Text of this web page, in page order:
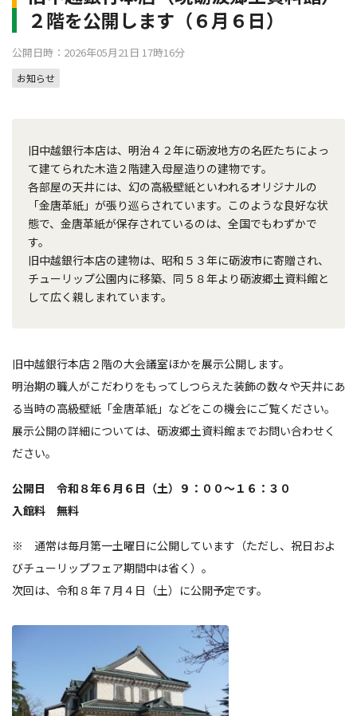
２階を公開します（６月６日）
公開日時：2026年05月21日 17時16分
お知らせ
旧中越銀行本店は、明治４２年に砺波地方の名匠たちによっ
て建てられた木造２階建入母屋造りの建物です。
各部屋の天井には、幻の高級壁紙といわれるオリジナルの
「金唐革紙」が張り巡らされています。このような良好な状
態で、金唐革紙が保存されているのは、全国でもわずかで
す。
旧中越銀行本店の建物は、昭和５３年に砺波市に寄贈され、
チューリップ公園内に移築、同５８年より砺波郷土資料館と
して広く親しまれています。
旧中越銀行本店２階の大会議室ほかを展示公開します。
明治期の職人がこだわりをもってしつらえた装飾の数々や天井にあ
る当時の高級壁紙「金唐革紙」などをこの機会にご覧ください。
展示公開の詳細については、砺波郷土資料館までお問い合わせく
ださい。
公開日 令和８年６月６日（土）９：００～１６：３０
入館料 無料
※ 通常は毎月第一土曜日に公開しています（ただし、祝日およ
びチューリップフェア期間中は省く）。
次回は、令和８年７月４日（土）に公開予定です。